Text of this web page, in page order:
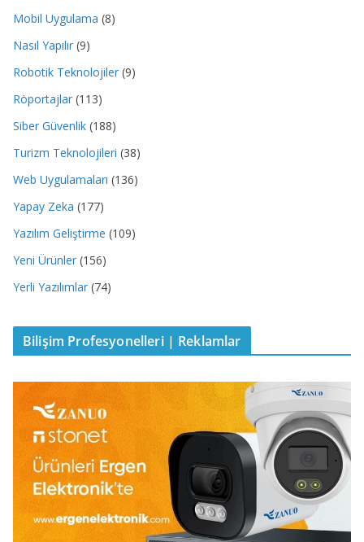
Mobil Uygulama (8)
Nasıl Yapılır (9)
Robotik Teknolojiler (9)
Röportajlar (113)
Siber Güvenlik (188)
Turizm Teknolojileri (38)
Web Uygulamaları (136)
Yapay Zeka (177)
Yazılım Geliştirme (109)
Yeni Ürünler (156)
Yerli Yazılımlar (74)
Bilişim Profesyonelleri | Reklamlar